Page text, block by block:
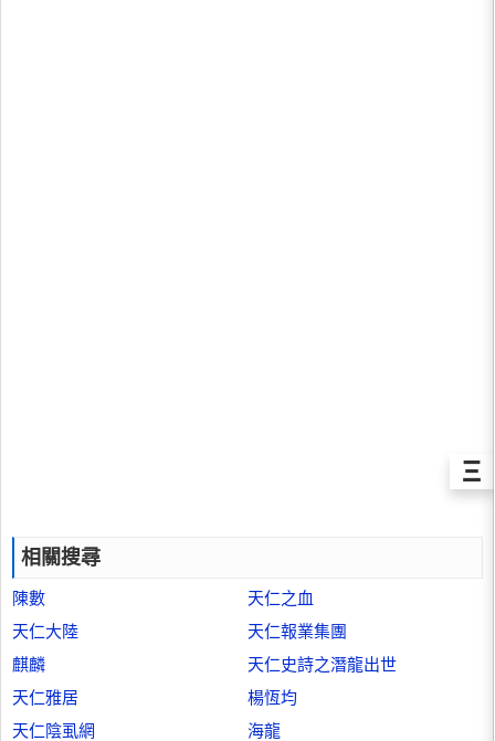
相關搜尋
陳數
天仁之血
天仁大陸
天仁報業集團
麒麟
天仁史詩之潛龍出世
天仁雅居
楊恆均
天仁陰虱網
海龍
Ξ